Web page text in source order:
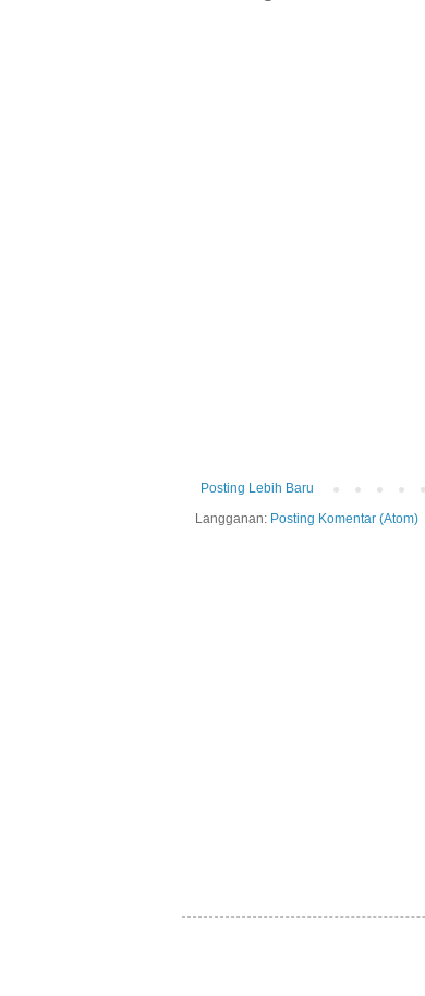
Posting Lebih Baru
Langganan: Posting Komentar (Atom)